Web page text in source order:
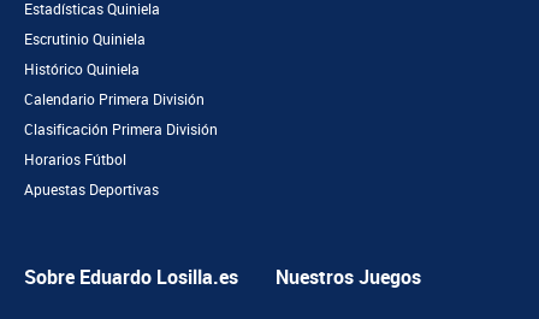
Estadísticas Quiniela
Escrutinio Quiniela
Histórico Quiniela
Calendario Primera División
Clasificación Primera División
Horarios Fútbol
Apuestas Deportivas
Sobre Eduardo Losilla.es Nuestros Juegos